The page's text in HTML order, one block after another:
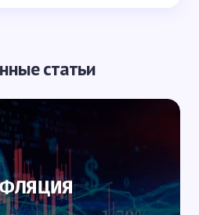
статьи